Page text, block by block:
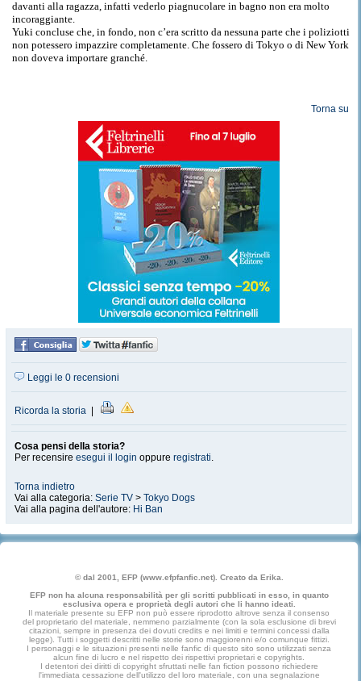
davanti alla ragazza, infatti vederlo piagnucolare in bagno non era molto
incoraggiante.
Yuki concluse che, in fondo, non c’era scritto da nessuna parte che i poliziotti
non potessero impazzire completamente. Che fossero di Tokyo o di New York
non doveva importare granché.
Torna su
Leggi le 0 recensioni
Ricorda la storia
Cosa pensi della storia?
Per recensire esegui il login oppure registrati.
Torna indietro
Vai alla categoria: Serie TV > Tokyo Dogs
Vai alla pagina dell'autore: Hi Ban
© dal 2001, EFP (www.efpfanfic.net). Creato da Erika.
EFP non ha alcuna responsabilità per gli scritti pubblicati in esso, in quanto
esclusiva opera e proprietà degli autori che li hanno ideati.
Il materiale presente su EFP non può essere riprodotto altrove senza il consenso
del proprietario del materiale, nemmeno parzialmente (con la sola esclusione di brevi
citazioni, sempre in presenza dei dovuti credits e nei limiti e termini concessi dalla
legge). Tutti i soggetti descritti nelle storie sono maggiorenni e/o comunque fittizi.
I personaggi e le situazioni presenti nelle fanfic di questo sito sono utilizzati senza
alcun fine di lucro e nel rispetto dei rispettivi proprietari e copyrights.
I detentori dei diritti di copyright sfruttati nelle fan fiction possono richiedere
l'immediata cessazione dell'utilizzo del loro materiale, con una segnalazione